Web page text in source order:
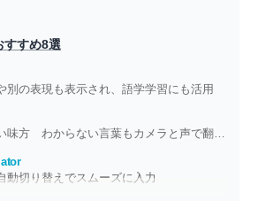
すすめ8選
別の表現も表示され、語学学習にも活用
動切り替えでスムーズに入力